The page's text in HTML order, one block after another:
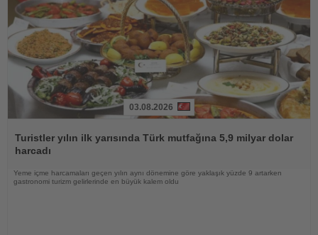
Oku
03.08.2026
Turistler yılın ilk yarısında Türk mutfağına 5,9 milyar dolar
harcadı
Yeme içme harcamaları geçen yılın aynı dönemine göre yaklaşık yüzde 9 artarken
gastronomi turizm gelirlerinde en büyük kalem oldu